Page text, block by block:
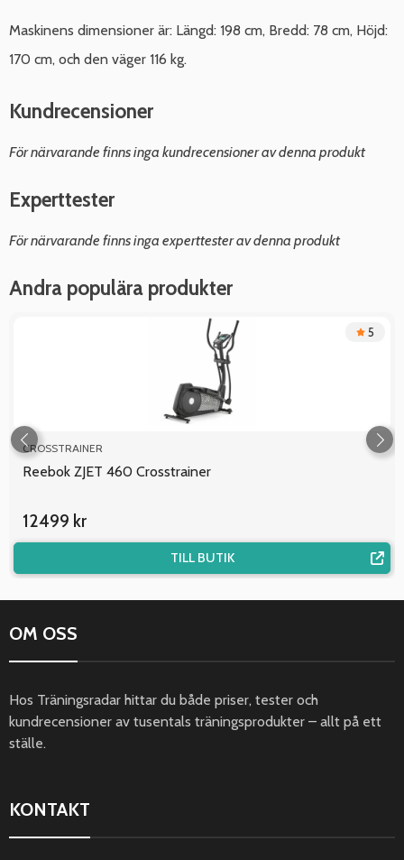
Maskinens dimensioner är: Längd: 198 cm, Bredd: 78 cm, Höjd:
170 cm, och den väger 116 kg.
Kundrecensioner
För närvarande finns inga kundrecensioner av denna produkt
Experttester
För närvarande finns inga experttester av denna produkt
Andra populära produkter
5
CROSSTRAINER
Reebok ZJET 460 Crosstrainer
12499 kr
TILL BUTIK
OM OSS
Hos Träningsradar hittar du både priser, tester och
kundrecensioner av tusentals träningsprodukter – allt på ett
ställe.
KONTAKT